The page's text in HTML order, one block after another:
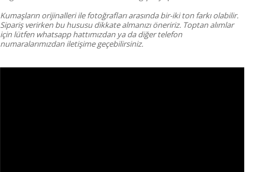
Kumaşların orijinalleri ile fotoğrafları arasında bir-iki ton farkı olabilir.
Sipariş verirken bu hususu dikkate almanızı öneririz. Toptan alımlar
için lütfen whatsapp hattımızdan ya da diğer telefon
numaralarımızdan iletişime geçebilirsiniz.